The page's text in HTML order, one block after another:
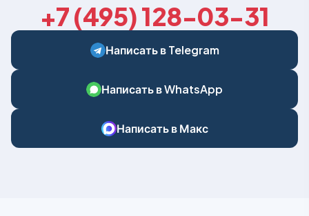
+7 (495) 128-03-31
Написать в Telegram
Написать в WhatsApp
Написать в Макс